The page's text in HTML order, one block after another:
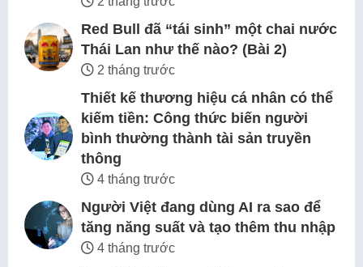
Red Bull đã “tái sinh” một chai nước
Thái Lan như thế nào? (Bài 2)
2 tháng trước
Thiết kế thương hiệu cá nhân có thể
kiếm tiền: Công thức biến người
bình thường thành tài sản truyền
thông
4 tháng trước
Người Việt đang dùng AI ra sao để
tăng năng suất và tạo thêm thu nhập
4 tháng trước